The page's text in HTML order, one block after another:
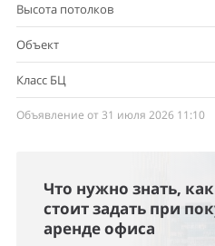
Высота потолков
Объект
Класс БЦ
Объявление от 31 июля 2026 11:10
Что нужно знать,
стоит задать при
аренде офиса